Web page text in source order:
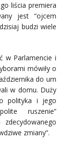
liścia premiera
jest “ojcem
budzi wiele
w Parlamencie i
mówiły o
do urn
w domu. Duży
polityka i jego
ruszenie”
zmiany”.